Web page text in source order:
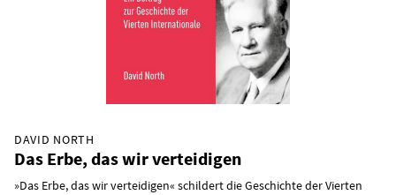
DAVID NORTH
Das Erbe, das wir verteidigen
»Das Erbe, das wir verteidigen« schildert die Geschichte der Vierten